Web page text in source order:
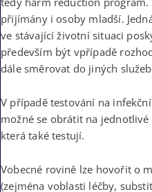
přijímány i osoby mladší.
ve stávající životní situaci
především být vpřípadě
dále směrovat do jiných
V případě testování na
možné se obrátit na
která také testují.
Vobecné rovině lze hovořit o
(zejména voblasti léčby,